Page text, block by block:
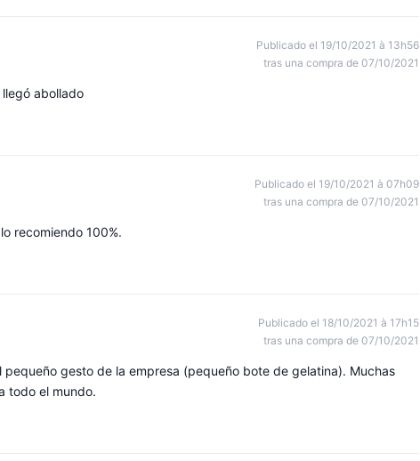
Publicado el 19/10/2021 à 13h56
tras una compra de 07/10/2021
abollado
Publicado el 19/10/2021 à 07h09
tras una compra de 07/10/2021
recomiendo 100%.
Publicado el 18/10/2021 à 17h15
tras una compra de 07/10/2021
gesto de la empresa (pequeño bote de gelatina). Muchas
todo el mundo.